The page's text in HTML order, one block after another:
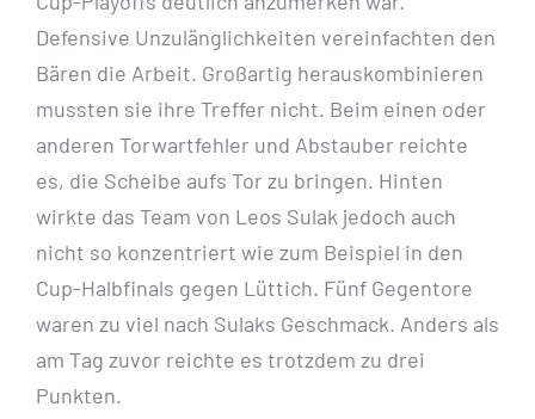
Defensive Unzulänglichkeiten vereinfachten den
Bären die Arbeit. Großartig herauskombinieren
mussten sie ihre Treffer nicht. Beim einen oder
anderen Torwartfehler und Abstauber reichte
es, die Scheibe aufs Tor zu bringen. Hinten
wirkte das Team von Leos Sulak jedoch auch
nicht so konzentriert wie zum Beispiel in den
Cup-Halbfinals gegen Lüttich. Fünf Gegentore
waren zu viel nach Sulaks Geschmack. Anders als
am Tag zuvor reichte es trotzdem zu drei
Punkten.